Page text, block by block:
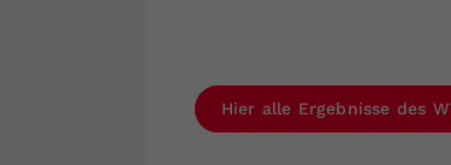
Hier alle Ergebnisse des